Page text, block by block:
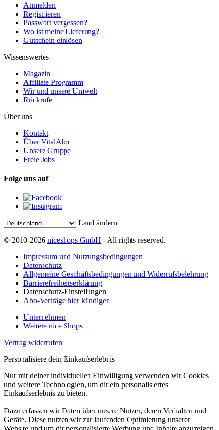
Anmelden
Registrieren
Passwort vergessen?
Wo ist meine Lieferung?
Gutschein einlösen
Wissenswertes
Magazin
Affiliate Programm
Wir und unsere Umwelt
Rückrufe
Über uns
Kontakt
Über VitalAbo
Unsere Gruppe
Freie Jobs
Folge uns auf
Land ändern
© 2010-2026 niceshops GmbH - All rights reserved.
Impressum und Nutzungsbedingungen
Datenschutz
Allgemeine Geschäftsbedingungen und Widerrufsbelehrung
Barrierefreiheitserklärung
Datenschutz-Einstellungen
Abo-Verträge hier kündigen
Unternehmen
Weitere nice Shops
Vertrag widerrufen
Personalisiere dein Einkaufserlebnis
Nur mit deiner individuellen Einwilligung verwenden wir Cookies
und weitere Technologien, um dir ein personalisiertes
Einkaufserlebnis zu bieten.
Dazu erfassen wir Daten über unsere Nutzer, deren Verhalten und
Geräte. Diese nutzen wir zur laufenden Optimierung unserer